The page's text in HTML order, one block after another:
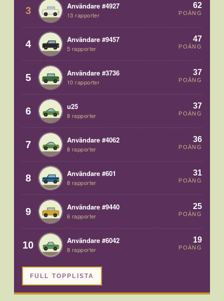
3 Användare #4927
13 rapporter
62
POÄNG
4 Användare #9457
5 rapporter
47
POÄNG
5 Användare #3736
10 rapporter
37
POÄNG
6 u25
8 rapporter
37
POÄNG
7 Användare #4062
8 rapporter
36
POÄNG
8 Användare #601
8 rapporter
31
POÄNG
9 Användare #9440
6 rapporter
25
POÄNG
10 Användare #6042
8 rapporter
19
POÄNG
FULL TOPPLISTA